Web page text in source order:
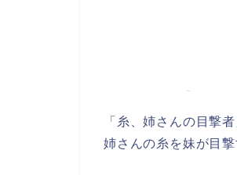
「糸、姉さんの目撃者
姉さんの糸を妹が目